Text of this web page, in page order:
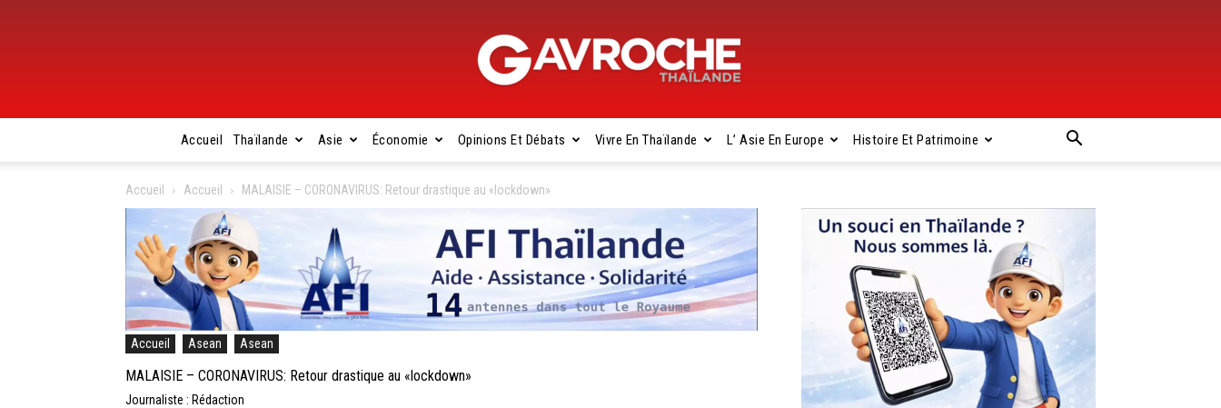
Gavroche
Thaïlande
Accueil Thaïlande Asie Économie Opinions Et Débats Vivre En Thaïlande L’ Asie En Europe Histoire Et Patrimoine
Accueil Accueil MALAISIE – CORONAVIRUS: Retour drastique au «lockdown»
Accueil Asean Asean
MALAISIE – CORONAVIRUS: Retour drastique au «lockdown»
Journaliste : Rédaction